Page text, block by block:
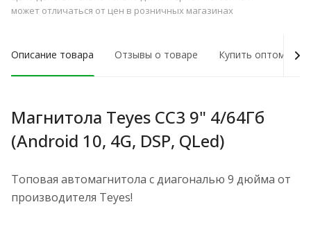
может отличаться от цен в розничных магазинах
Описание товара Отзывы о товаре Купить оптом
Магнитола Teyes CC3 9" 4/64Гб
(Android 10, 4G, DSP, QLed)
Топовая автомагнитола с диагональю 9 дюйма от
производителя Teyes!